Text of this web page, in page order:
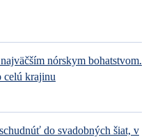
nórskym bohatstvom.
celú krajinu
do svadobných šiat, v